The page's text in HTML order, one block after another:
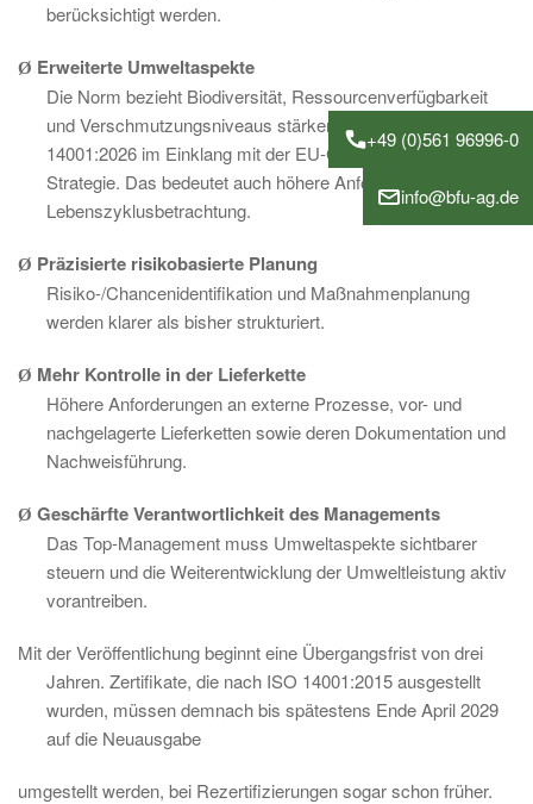
berücksichtigt werden.
Ø Erweiterte Umweltaspekte
Die Norm bezieht Biodiversität, Ressourcenverfügbarkeit
und Verschmutzungsniveaus stärker ein. Damit steht ISO
14001:2026 im Einklang mit der EU-Circular-Economy-
Strategie. Das bedeutet auch höhere Anforderungen an die
Lebenszyklusbetrachtung.
Ø Präzisierte risikobasierte Planung
Risiko-/Chancenidentifikation und Maßnahmenplanung
werden klarer als bisher strukturiert.
Ø Mehr Kontrolle in der Lieferkette
Höhere Anforderungen an externe Prozesse, vor- und
nachgelagerte Lieferketten sowie deren Dokumentation und
Nachweisführung.
Ø Geschärfte Verantwortlichkeit des Managements
Das Top-Management muss Umweltaspekte sichtbarer
steuern und die Weiterentwicklung der Umweltleistung aktiv
vorantreiben.
Mit der Veröffentlichung beginnt eine Übergangsfrist von drei
Jahren. Zertifikate, die nach ISO 14001:2015 ausgestellt
wurden, müssen demnach bis spätestens Ende April 2029
auf die Neuausgabe
umgestellt werden, bei Rezertifizierungen sogar schon früher.
+49 (0)561 96996-0
info@bfu-ag.de